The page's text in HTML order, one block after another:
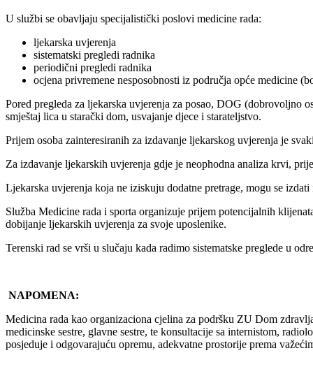
U službi se obavljaju specijalistički poslovi medicine rada:
ljekarska uvjerenja
sistematski pregledi radnika
periodični pregledi radnika
ocjena privremene nesposobnosti iz područja opće medicine
Pored pregleda za ljekarska uvjerenja za posao, DOG (dobrovoljno
smještaj lica u starački dom, usvajanje djece i starateljstvo.
Prijem osoba zainteresiranih za izdavanje ljekarskog uvjerenja je
Za izdavanje ljekarskih uvjerenja gdje je neophodna analiza krvi,
Ljekarska uvjerenja koja ne iziskuju dodatne pretrage, mogu se
Služba Medicine rada i sporta organizuje prijem potencijalnih
dobijanje ljekarskih uvjerenja za svoje uposlenike.
Terenski rad se vrši u slučaju kada radimo sistematske preglede u
NAPOMENA:
Medicina rada kao organizaciona cjelina za podršku ZU Dom
medicinske sestre, glavne sestre, te konsultacije sa internistom,
posjeduje i odgovarajuću opremu, adekvatne prostorije prema